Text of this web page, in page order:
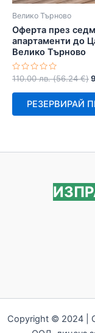
Велико Търново
Оферта през
апартаменти до
Велико Търново
Оценено
0
110.00лв. (56.24€)
РЕЗЕРВИРАЙ
Copyright © 2024 |